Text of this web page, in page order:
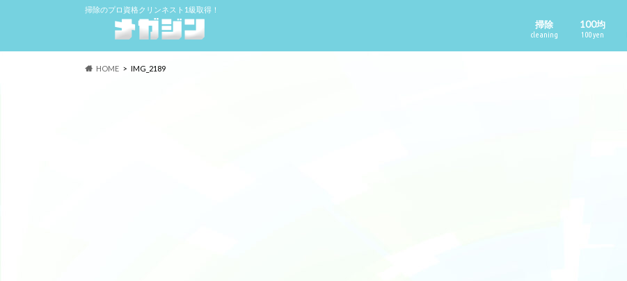
掃除のプロ資格クリンネスト1級取得！
掃除
cleaning
100均
100 yen
HOME IMG_2189